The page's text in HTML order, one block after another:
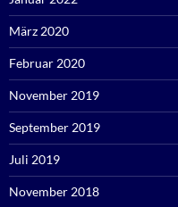
März 2020
Februar 2020
November 2019
September 2019
Juli 2019
November 2018